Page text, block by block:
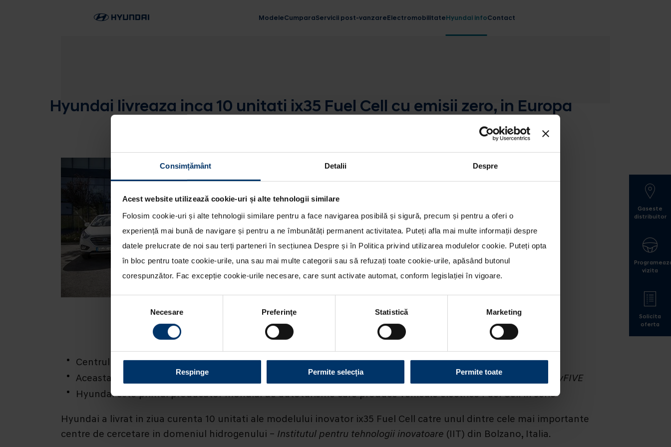
Consimțământ Detalii Despre
Acest website utilizează cookie-uri și alte tehnologii similare
Folosim cookie-uri și alte tehnologii similare pentru a face navigarea posibilă și sigură, precum și pentru a oferi o
experiență mai bună de navigare și pentru a ne îmbunătăți permanent activitatea. Puteți afla mai multe informații despre
datele prelucrate de noi sau terți parteneri în secțiunea Despre și în Politica privind utilizarea modulelor cookie. Puteți opta
în bloc pentru toate cookie-urile, una sau mai multe categorii sau să refuzați toate cookie-urile, apăsând butonul
corespunzător. Fac excepție cookie-urile necesare, care sunt activate automat, conform legislației în vigoare.
consimțământului
Necesare Preferinţe Statistică Marketing
Respinge Permite selecția Permite toate
Hyundai livreaza inca 10 unitati ix35 Fuel Cell cu emisii zero, in Europa
Centrul european de cercetari in domeniul hidrogenului va beneficia de 10 unitati ix35 Fuel Cell
Aceasta este prima livrare de vehicule electrice Fuel Cell din cadrul initiativei europene pentru hidrogen,
HyFIVE
Hyundai este primul producator mondial de autoturisme care produce vehicule electrice Fuel Cell in serie
Hyundai a livrat in ziua curenta 10 unitati ale modelului inovator ix35 Fuel Cell catre unul dintre cele mai importante
centre de cercetare in domeniul hidrogenului – Institutul pentru tehnologii inovatoare (IIT) din Bolzano, Italia.
ModeleCumparaServicii post-vanzareElectromobilitateHyundai infoContact
Gaseste
distribuitor
vizita
Solicita
oferta